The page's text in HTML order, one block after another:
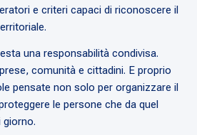
e criteri capaci di riconoscere il
una responsabilità condivisa.
comunità e cittadini. E proprio
pensate non solo per organizzare il
le persone che da quel